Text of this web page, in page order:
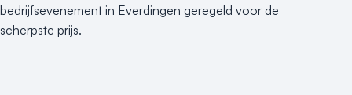
bedrijfsevenement in Everdingen geregeld voor de
scherpste prijs.